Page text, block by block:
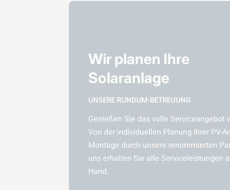
Wir planen Ihre
Solaranlage
UNSERE RUNDUM-BETREUUNG
Genießen Sie das volle Serviceangebot
Von der individuellen Planung Ihrer PV-
Montage durch unsere renommierten
uns erhalten Sie alle Serviceleistungen
Hand.